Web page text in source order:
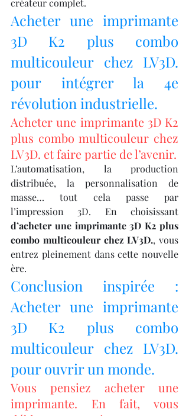
créateur complet.
Acheter une imprimante
3D K2 plus combo
multicouleur chez LV3D.
pour intégrer la 4e
révolution industrielle.
Acheter une imprimante 3D K2
plus combo multicouleur chez
LV3D. et faire partie de l’avenir.
L’automatisation, la production
distribuée, la personnalisation de
masse… tout cela passe par
d’acheter une imprimante 3D K2 plus
combo multicouleur chez LV3D., vous
entrez pleinement dans cette nouvelle
ère.
Conclusion inspirée :
Acheter une imprimante
3D K2 plus combo
multicouleur chez LV3D.
pour ouvrir un monde.
Vous pensiez acheter une
imprimante. En fait, vous